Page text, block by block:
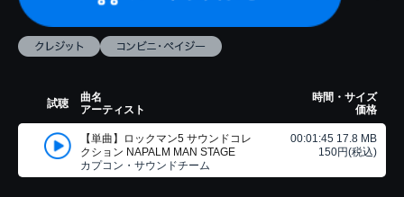
試聴
曲名
アーティスト
時間・サイズ
価格
【単曲】ロックマン5 サウンドコレ
クション NAPALM MAN STAGE
カプコン・サウンドチーム
00:01:45 17.8 MB
150円(税込)